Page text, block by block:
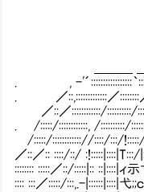
. , -'´:::::::::::::::::｀
. ／::,:::::::::::::／::::::::／
／::／::::::::::::/::::::::::/
. /:::::/::::::::::::, /::::::::::/
/:::::/:::::::::::://::::/:::/!:::::/
／::／:: ::::/::/
:::::::: :::::／::/:::::|:: ::|::::|ィ
:::: :::／:::::/:::,.-|::::::|::::|